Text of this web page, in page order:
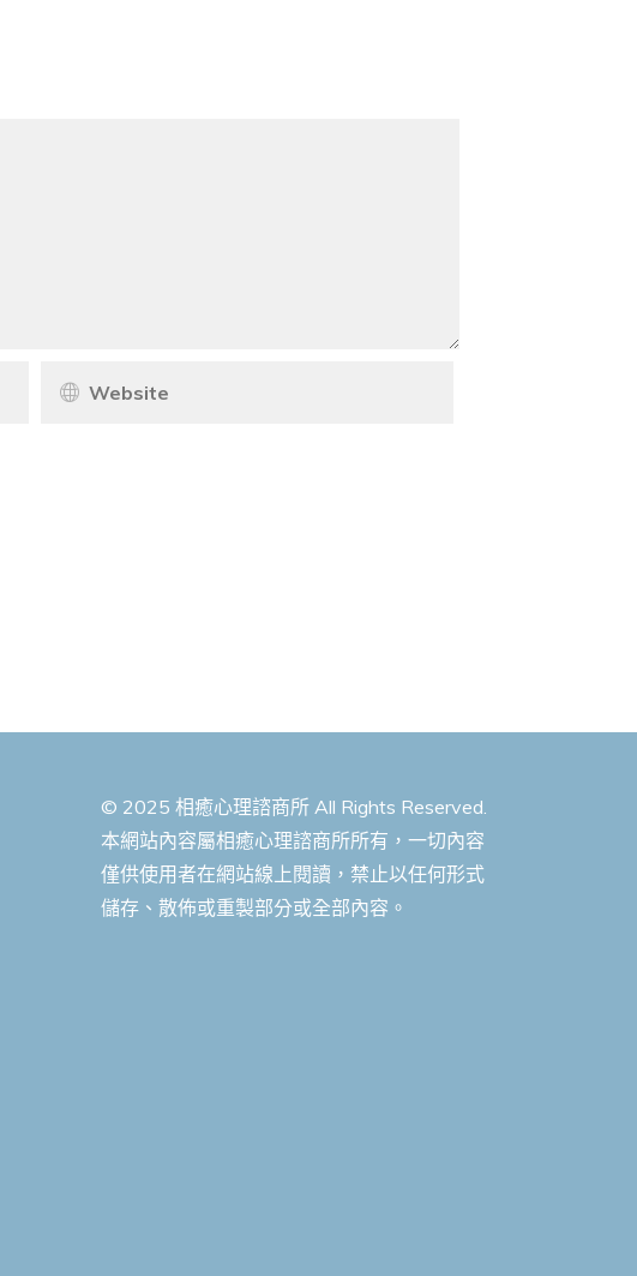
© 2025 相癒心理諮商所 All Rights Reserved.
本網站內容屬相癒心理諮商所所有，一切內容
僅供使用者在網站線上閱讀，禁止以任何形式
儲存、散佈或重製部分或全部內容。